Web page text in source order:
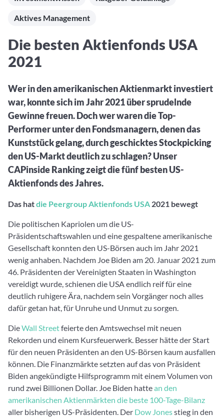
Fondswissen
investieren Sie richtig
Aktuelle Rankings und Beiträge zu den besten Fonds aus
Fondsvergleich
Übersichtlich bis zu 10 Fonds aus über 35.000
Hier sind Ihre gemerkten Produkte und aktiven
Preis-/Performance-Alarme
3. Investieren
Portfolios
Eigene Portfolios und jene, denen Sie folgen
Finanzdienstleister
Informationen und Beiträge unserer Partner-
Community-Partner
Webinar verpasst? Hier gibt es Aufnahmen unserer
Online-Veranstaltungen.
Aktives Management
Die besten Aktienfonds USA
2021
Wer in den amerikanischen Aktienmarkt investiert
war, konnte sich im Jahr 2021 über sprudelnde
Gewinne freuen. Doch wer waren die Top-
Performer unter den Fondsmanagern, denen das
Kunststück gelang, durch geschicktes Stockpicking
den US-Markt deutlich zu schlagen? Unser
CAPinside Ranking zeigt die fünf besten US-
Aktienfonds des Jahres.
Das hatdie Peergroup Aktienfonds USA 2021 bewegt
Die politischen Kapriolen um die US-
Präsidentschaftswahlen und eine gespaltene amerikanische
Gesellschaft konnten den US-Börsen auch im Jahr 2021
wenig anhaben. Nachdem Joe Biden am 20. Januar 2021 zum
46. Präsidenten der Vereinigten Staaten in Washington
vereidigt wurde, schienen die USA endlich reif für eine
deutlich ruhigere Ära, nachdem sein Vorgänger noch alles
dafür getan hat, für Unruhe und Unmut zu sorgen.
DieWall Streetfeierte den Amtswechsel mit neuen
Rekorden und einem Kursfeuerwerk. Besser hätte der Start
für den neuen Präsidenten an den US-Börsen kaum ausfallen
können. Die Finanzmärkte setzten auf das von Präsident
Biden angekündigte Hilfsprogramm mit einem Volumen von
rund zwei Billionen Dollar. Joe Biden hattean den
amerikanischen Aktienmärkten die beste 100-Tage-Bilanz
aller bisherigen US-Präsidenten. Der Dow Jonesstieg in den